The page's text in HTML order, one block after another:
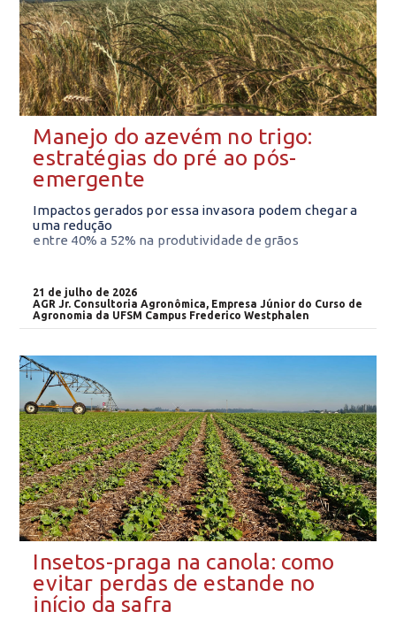
Manejo do azevém no trigo:
estratégias do pré ao pós-
emergente
Impactos gerados por essa invasora podem chegar a
uma redução
entre 40% a 52% na produtividade de grãos
21 de julho de 2026
AGR Jr. Consultoria Agronômica, Empresa Júnior do Curso de
Agronomia da UFSM Campus Frederico Westphalen
Insetos-praga na canola: como
evitar perdas de estande no
início da safra